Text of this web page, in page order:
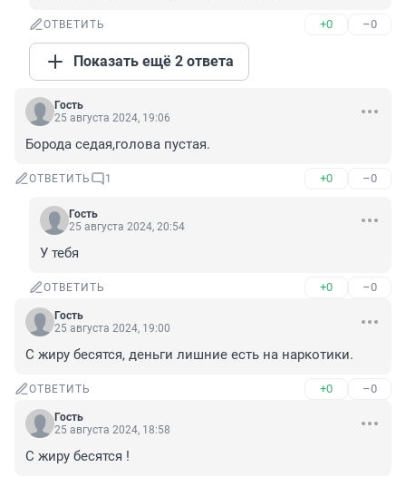
ОТВЕТИТЬ +0 –0
Показать ещё 2 ответа
Гость
25 августа 2024, 19:06
Борода седая,голова пустая.
ОТВЕТИТЬ 1 +0 –0
Гость
25 августа 2024, 20:54
У тебя
ОТВЕТИТЬ +0 –0
Гость
25 августа 2024, 19:00
С жиру бесятся, деньги лишние есть на наркотики.
ОТВЕТИТЬ +0 –0
Гость
25 августа 2024, 18:58
С жиру бесятся !